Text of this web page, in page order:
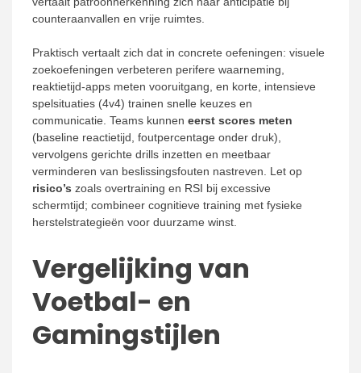
counteraanvallen en vrije ruimtes.
Praktisch vertaalt zich dat in concrete oefeningen: visuele
zoekoefeningen verbeteren perifere waarneming,
reaktietijd-apps meten vooruitgang, en korte, intensieve
spelsituaties (4v4) trainen snelle keuzes en
communicatie. Teams kunnen eerst scores meten
(baseline reactietijd, foutpercentage onder druk),
vervolgens gerichte drills inzetten en meetbaar
verminderen van beslissingsfouten nastreven. Let op
risico’s zoals overtraining en RSI bij excessive
schermtijd; combineer cognitieve training met fysieke
herstelstrategieën voor duurzame winst.
Vergelijking van
Voetbal- en
Gamingstijlen